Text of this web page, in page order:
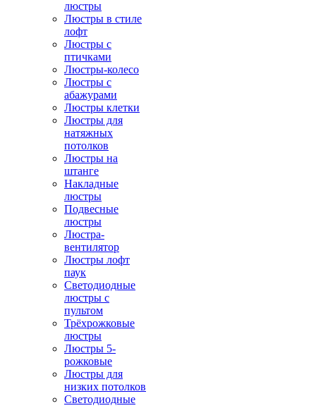
люстры
Люстры в стиле
лофт
Люстры с
птичками
Люстры-колесо
Люстры с
абажурами
Люстры клетки
Люстры для
натяжных
потолков
Люстры на
штанге
Накладные
люстры
Подвесные
люстры
Люстра-
вентилятор
Люстры лофт
паук
Светодиодные
люстры с
пультом
Трёхрожковые
люстры
Люстры 5-
рожковые
Люстры для
низких потолков
Cветодиодные